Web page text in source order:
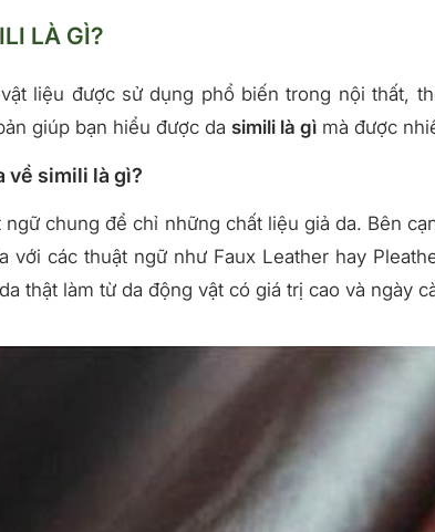
LÀ GÌ?
liệu được sử dụng phổ biến trong nội thất,
giúp bạn hiểu được da simili là gìmà được
về simili là gì?
ngữ chung để chỉ những chất liệu giả da. Bên
với các thuật ngữ như Faux Leather hay
thật làm từ da động vật có giá trị cao và ngày